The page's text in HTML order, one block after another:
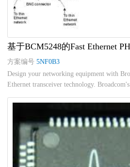
基于BCM5248的Fast Ethernet
方案编号 5NF0B3
Design your networking equipment with
Ethernet transceiver technology.